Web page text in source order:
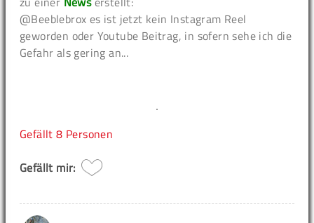
@Beeblebrox es ist jetzt kein Instagram Reel
geworden oder Youtube Beitrag, in sofern sehe ich die
Gefahr als gering an...
Gefällt8 Personen
Gefällt mir: